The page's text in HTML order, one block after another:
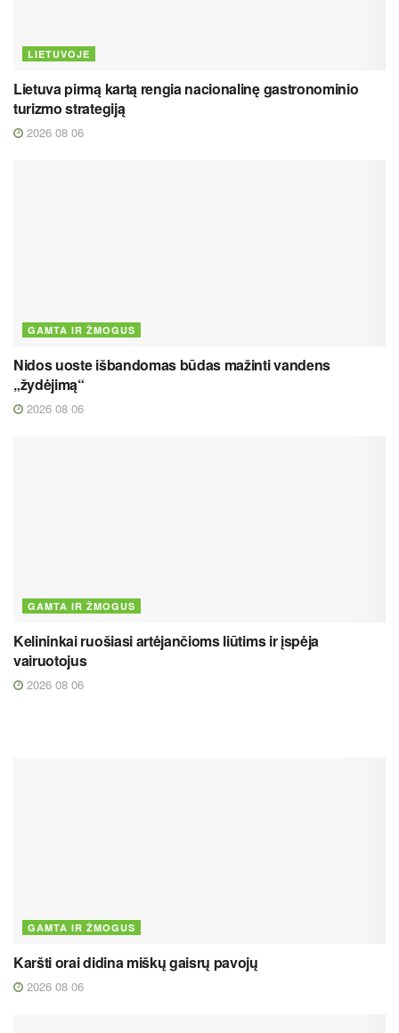
LIETUVOJE
Lietuva pirmą kartą rengia nacionalinę gastronominio
turizmo strategiją
2026 08 06
GAMTA IR ŽMOGUS
Nidos uoste išbandomas būdas mažinti vandens
„žydėjimą“
2026 08 06
GAMTA IR ŽMOGUS
Kelininkai ruošiasi artėjančioms liūtims ir įspėja
vairuotojus
2026 08 06
GAMTA IR ŽMOGUS
Karšti orai didina miškų gaisrų pavojų
2026 08 06